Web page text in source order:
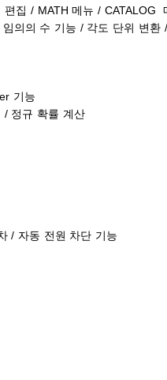
집 / MATH 메뉴 / CATALOG
의의 수 기능 / 각도 단위 변
기능
/ 정규 확률 계산
/ 자동 전원 차단 기능